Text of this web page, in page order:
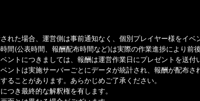
れた場合、運営側は事前通知なく、個別プレイヤー様をイベ
間(公表時間、報酬配布時間など)は実際の作業進捗により前
ントにつきましては、報酬は運営作業日にプレゼントを送付
ントは実施サーバーごとにデータが統計され、報酬が配布さ
ることがあります。あらかじめご了承ください。
つき最終的な解釈権を有します。